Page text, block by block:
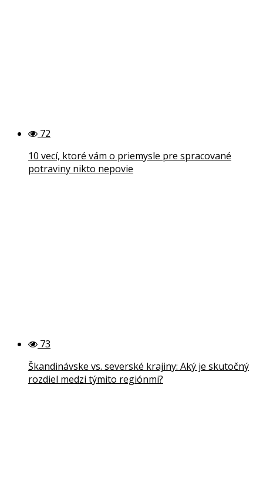
72
10 vecí, ktoré vám o priemysle pre spracované
potraviny nikto nepovie
73
Škandinávske vs. severské krajiny: Aký je skutočný
rozdiel medzi týmito regiónmi?